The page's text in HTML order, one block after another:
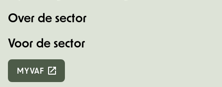
Over de sector
Voor de sector
MYVAF